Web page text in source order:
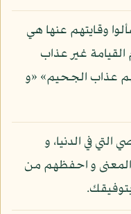
وقايتهم عنها هي
القيامة غير عذاب
عذاب الجحيم» «و
في الدنيا، و
المعنى و احفظهم من
بتوفيقك.